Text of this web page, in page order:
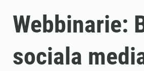
Webbinarie:
sociala